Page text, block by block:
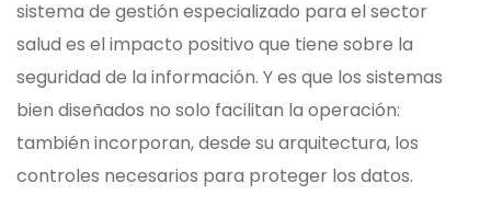
sistema de gestión especializado para el sector
salud es el impacto positivo que tiene sobre la
seguridad de la información. Y es que los sistemas
bien diseñados no solo facilitan la operación:
también incorporan, desde su arquitectura, los
controles necesarios para proteger los datos.